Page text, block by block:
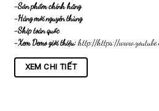
-Sản phẩm chính hãng
-Hàng mới nguyên thùng
-Ship toàn quốc
-Xem Demo giới thiệu:http://https://
XEM CHI TIẾT